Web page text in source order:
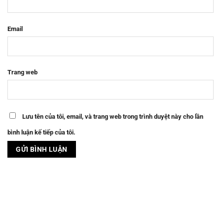
Email
Trang web
Lưu tên của tôi, email, và trang web trong trình duyệt này cho lần
bình luận kế tiếp của tôi.